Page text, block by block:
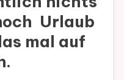
Urlaub
mal auf